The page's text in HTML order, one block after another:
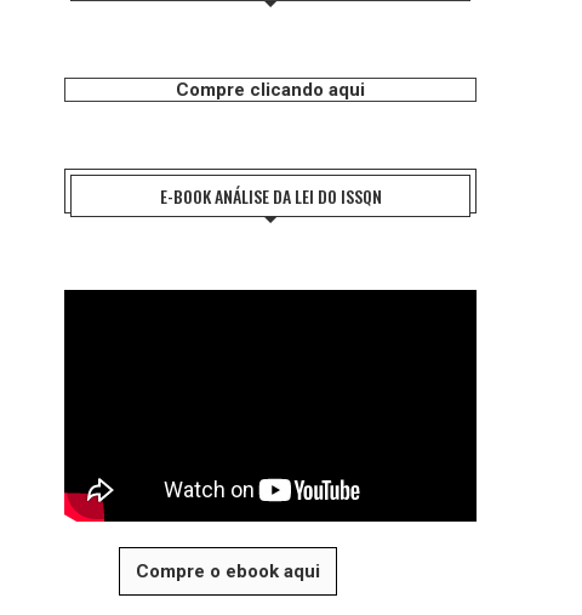
Compre clicando aqui
E-BOOK ANÁLISE DA LEI DO ISSQN
Compre o ebook aqui